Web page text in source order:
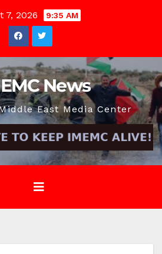
7, 2026 9:35 AM
News
East Media Center